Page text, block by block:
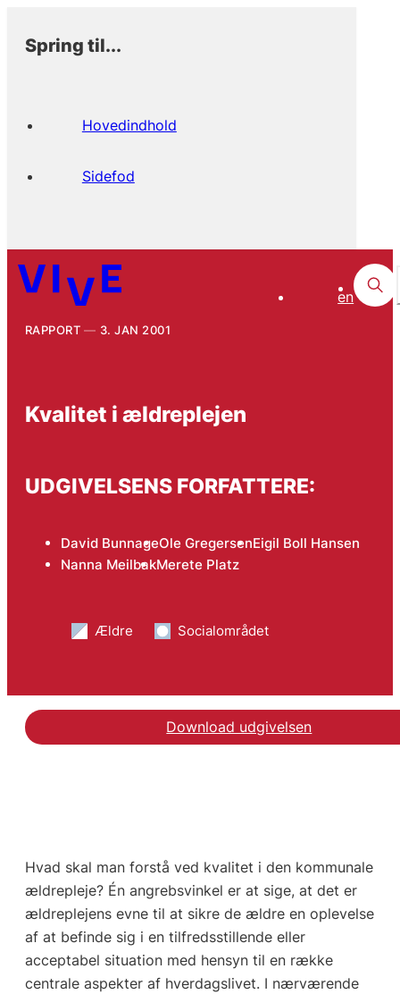
Spring til...
Hovedindhold
Sidefod
en
RAPPORT 3. JAN 2001
Kvalitet i ældreplejen
UDGIVELSENS FORFATTERE:
David BunnageOle GregersenEigil Boll Hansen
Nanna MeilbakMerete Platz
Ældre Socialområdet
Download udgivelsen
Hvad skal man forstå ved kvalitet i den kommunale
ældrepleje? Én angrebsvinkel er at sige, at det er
ældreplejens evne til at sikre de ældre en oplevelse
af at befinde sig i en tilfredsstillende eller
acceptabel situation med hensyn til en række
centrale aspekter af hverdagslivet. I nærværende